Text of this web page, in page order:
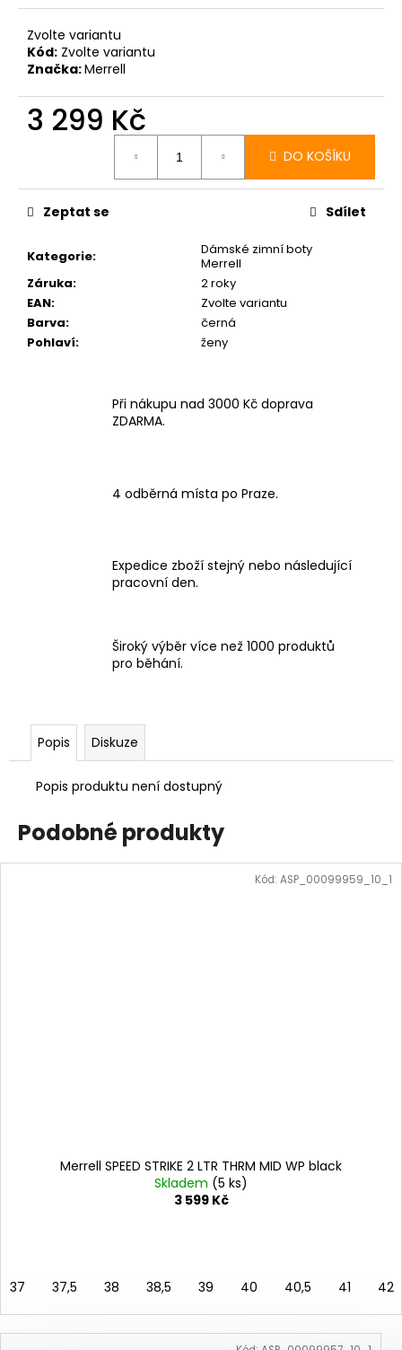
Zvolte variantu
Kód: Zvolte variantu
Značka:Merrell
3 299 Kč
DO KOŠÍKU
Kategorie:
Dámské zimní boty
Merrell
Záruka:
2 roky
EAN:
Zvolte variantu
Barva:
černá
Pohlaví: ženy
Zeptat se Sdílet
Při nákupu nad 3000 Kč doprava
ZDARMA.
4 odběrná místa po Praze.
Expedice zboží stejný nebo následující
pracovní den.
Široký výběr více než 1000 produktů
pro běhání.
Popis Diskuze
Popis produktu není dostupný
Podobné produkty
Merrell SPEED STRIKE 2 LTR THRM MID WP black
Skladem (5 ks)
3 599 Kč
37 37,5 38 38,5 39 40 40,5 41 42
Kód: ASP_00099959_10_1